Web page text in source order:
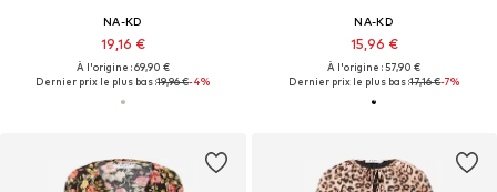
NA-KD
19,16 €
À l'origine : 69,90 €
Dernier prix le plus bas :19,96 €-4%
NA-KD
15,96 €
À l'origine : 57,90 €
Dernier prix le plus bas :17,16 €-7%